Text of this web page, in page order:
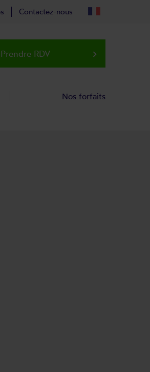
Contactez-nous
Prendre RDV keyboard_arrow_right
Nos forfaits